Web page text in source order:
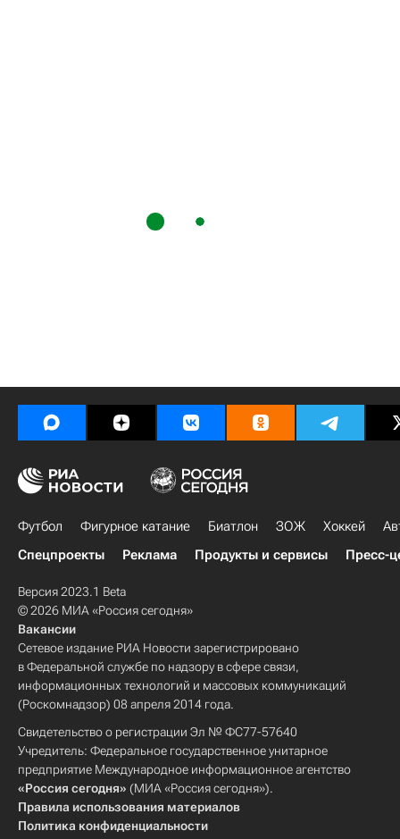
Футбол Фигурное катание Биатлон ЗОЖ Хоккей
Спецпроекты
Реклама Продукты и сервисы Пресс-
Версия 2023.1 Beta
© 2026 МИА «Россия сегодня»
Вакансии
Сетевое издание РИА Новости зарегистрировано
в Федеральной службе по надзору в сфере связи,
информационных технологий и массовых коммуникаций
(Роскомнадзор) 08 апреля 2014 года.
Свидетельство о регистрации Эл № ФС77-57640
Учредитель: Федеральное государственное унитарное
предприятие Международное информационное агентство
«Россия сегодня» (МИА «Россия сегодня»).
Правила использования материалов
Политика конфиденциальности